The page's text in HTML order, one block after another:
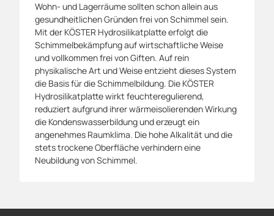
Wohn- und Lagerräume sollten schon allein aus
gesundheitlichen Gründen frei von Schimmel sein.
Mit der KÖSTER Hydrosilikatplatte erfolgt die
Schimmelbekämpfung auf wirtschaftliche Weise
und vollkommen frei von Giften. Auf rein
physikalische Art und Weise entzieht dieses System
die Basis für die Schimmelbildung. Die KÖSTER
Hydrosilikatplatte wirkt feuchteregulierend,
reduziert aufgrund ihrer wärmeisolierenden Wirkung
die Kondenswasserbildung und erzeugt ein
angenehmes Raumklima. Die hohe Alkalität und die
stets trockene Oberfläche verhindern eine
Neubildung von Schimmel.